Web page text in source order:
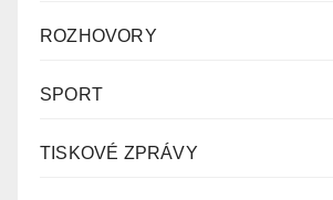
ROZHOVORY
SPORT
TISKOVÉ ZPRÁVY